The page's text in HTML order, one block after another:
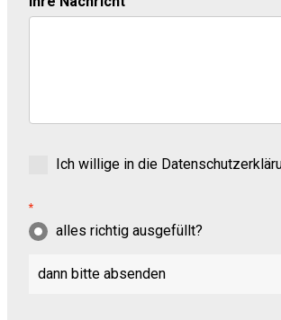
Ich willige in die
*
alles richtig ausgefüllt?
dann bitte absenden